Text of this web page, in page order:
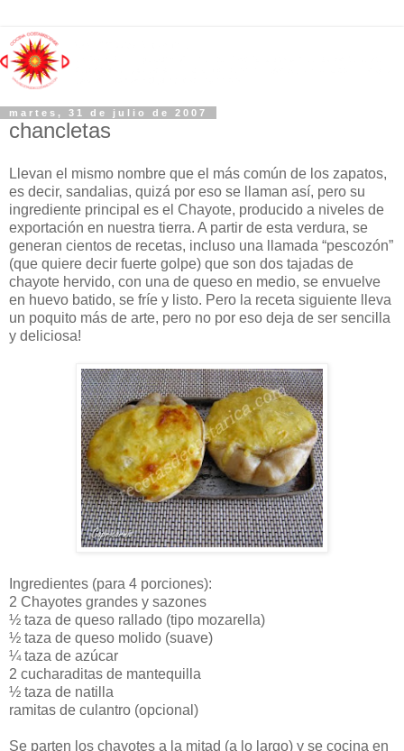
martes, 31 de julio de 2007
chancletas
Llevan el mismo nombre que el más común de los zapatos,
es decir, sandalias, quizá por eso se llaman así, pero su
ingrediente principal es el Chayote, producido a niveles de
exportación en nuestra tierra. A partir de esta verdura, se
generan cientos de recetas, incluso una llamada “pescozón”
(que quiere decir fuerte golpe) que son dos tajadas de
chayote hervido, con una de queso en medio, se envuelve
en huevo batido, se fríe y listo. Pero la receta siguiente lleva
un poquito más de arte, pero no por eso deja de ser sencilla
y deliciosa!
Ingredientes (para 4 porciones):
2 Chayotes grandes y sazones
½ taza de queso rallado (tipo mozarella)
½ taza de queso molido (suave)
¼ taza de azúcar
2 cucharaditas de mantequilla
½ taza de natilla
ramitas de culantro (opcional)
Se parten los chayotes a la mitad (a lo largo) y se cocina en